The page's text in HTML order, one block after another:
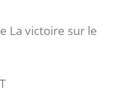
La victoire sur le